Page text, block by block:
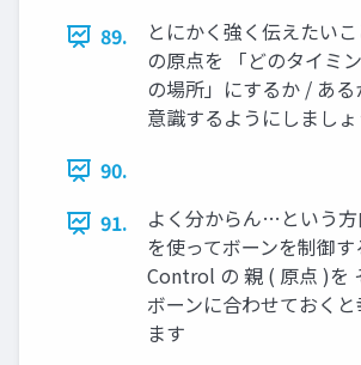
89.
とにかく強く伝えたい
の原点を 「どのタイミ
の場所」にするか / ある
意識するようにしましょ
90.
91.
よく分からん…という
を使ってボーンを制御
Control の 親 ( 原点 )を
ボーンに合わせておく
ます